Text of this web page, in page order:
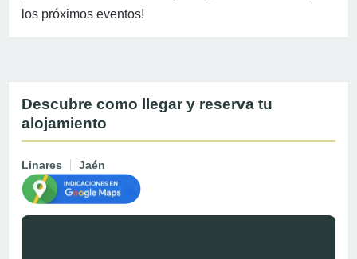
los próximos eventos!
Descubre como llegar y reserva tu
alojamiento
Linares Jaén